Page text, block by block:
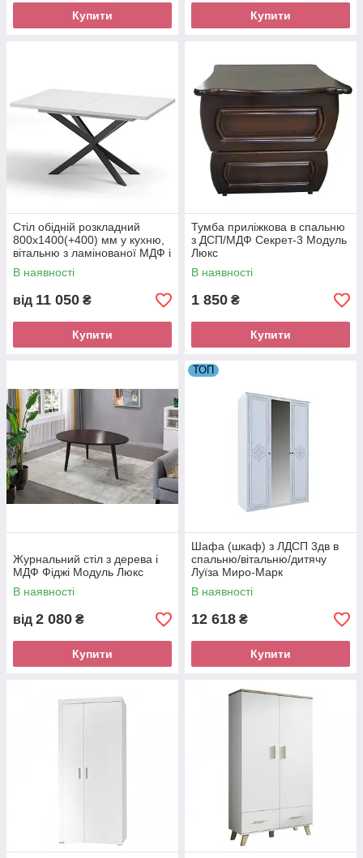
Купити Купити
Стіл обідній розкладний
800х1400(+400) мм у кухню,
вітальню з ламінованої МДФ і
металу Спайдер Неман
В наявності
від 11 050 ₴
Купити
Тумба приліжкова в спальню
з ДСП/МДФ Секрет-3 Модуль
Люкс
В наявності
1 850 ₴
Купити
Журнальний стіл з дерева і
МДФ Фіджі Модуль Люкс
В наявності
від 2 080 ₴
Купити
ТОП
Шафа (шкаф) з ЛДСП 3дв в
спальню/вітальню/дитячу
Луїза Миро-Марк
В наявності
12 618 ₴
Купити